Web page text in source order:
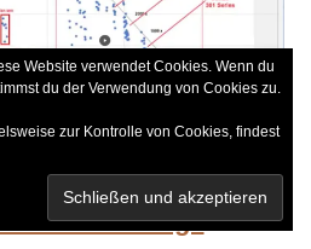
Die Bedeutung
einer Charge
Website verwendet Cookies. Wenn du
du der Verwendung von Cookies zu.
zur Kontrolle von Cookies, findest